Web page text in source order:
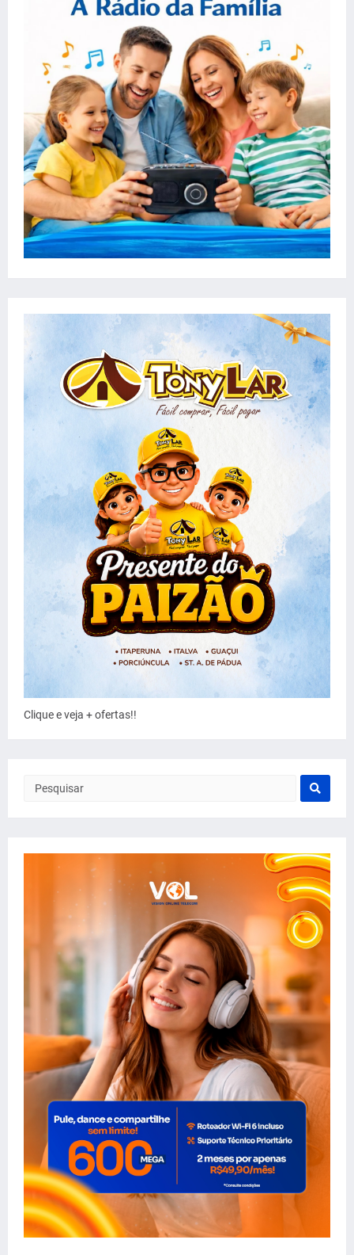
Clique e veja + ofertas!!